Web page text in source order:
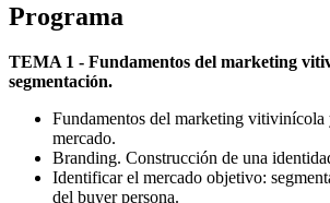
Programa
TEMA 1 - Fundamentos del marketing
segmentación.
Fundamentos del marketing vitivinícola
mercado.
Branding. Construcción de una
Identificar el mercado objetivo:
del buyer persona.